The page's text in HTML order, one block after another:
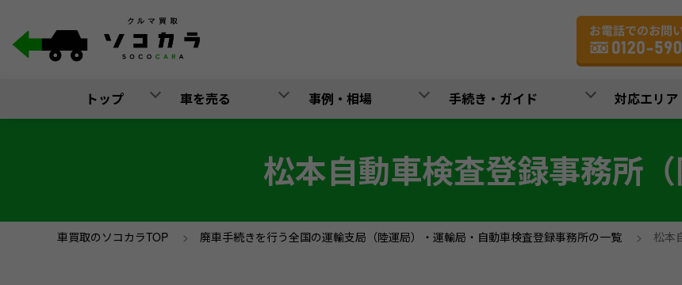
トップ 車を売る 事例・相場 手続き・ガイド 対応エリア
松本自動車検査登録事務所（
車買取のソコカラTOP > 廃車手続きを行う全国の運輸支局（陸運局）・運輸局・自動車検査登録事務所の一覧 > 松本